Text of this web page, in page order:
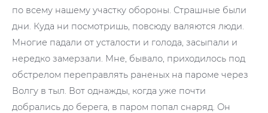
по всему нашему участку обороны. Страшные были
дни. Куда ни посмотришь, повсюду валяются люди.
Многие падали от усталости и голода, засыпали и
нередко замерзали. Мне, бывало, приходилось под
обстрелом переправлять раненых на пароме через
Волгу в тыл. Вот однажды, когда уже почти
добрались до берега, в паром попал снаряд. Он